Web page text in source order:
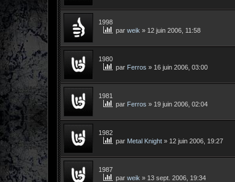
1998
par weik » 12 juin 2006, 11:58
1980
par Ferros » 16 juin 2006, 03:00
1981
par Ferros » 19 juin 2006, 02:04
1982
par Metal Knight » 12 juin 2006, 19:27
1987
par weik » 13 sept. 2006, 19:34